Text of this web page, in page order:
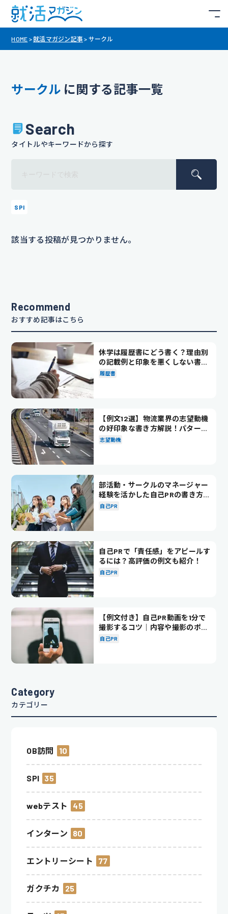
HOME >就活マガジン記事 > サークル
サークル に関する記事一覧
Search
タイトルやキーワードから探す
SPI
該当する投稿が見つかりません。
Recommend
おすすめ記事はこちら
休学は履歴書にどう書く？理由別
の記載例と印象を悪くしない書き
方を解説
履歴書
【例文12選】物流業界の志望動機
の好印象な書き方解説！パターン
別の例文も紹介
志望動機
部活動・サークルのマネージャー
経験を活かした自己PRの書き方を
徹底解説！
自己PR
自己PRで「責任感」をアピールす
るには？高評価の例文も紹介！
自己PR
【例文付き】自己PR動画を1分で
撮影するコツ｜内容や撮影のポイ
ントも解説
自己PR
Category
カテゴリー
OB訪問 10
SPI 35
webテスト 45
インターン 80
エントリーシート 77
ガクチカ 25